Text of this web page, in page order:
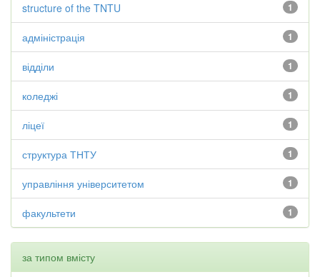
1
structure of the TNTU
1
адміністрація
1
відділи
1
коледжі
1
ліцеї
1
структура ТНТУ
1
управління університетом
1
факультети
за типом вмісту